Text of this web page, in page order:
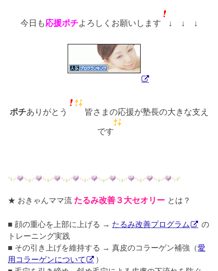
今日も応援ポチよろしくお願いします ↓ ↓ ↓
ポチありがとう 皆さまの応援が塾長の大きな支え
です
★ おきゃんママ流 たるみ改善３大セオリー とは？
■ 顔の重心を上部に上げる → たるみ改善プログラム
の
トレーニング実践
■ その引き上げを維持する → 真皮のコラーゲン補強（愛
用コラーゲンについて
）